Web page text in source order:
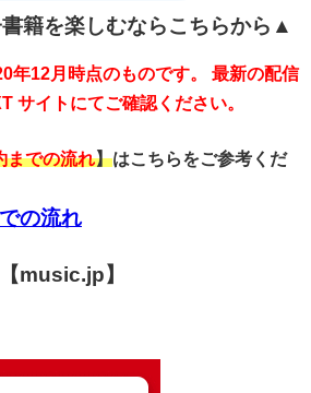
籍を楽しむならこちらから▲
年12月時点のものです。 最新の配信
サイトにてご確認ください。
までの流れ】はこちらをご参考くだ
の流れ
music.jp】